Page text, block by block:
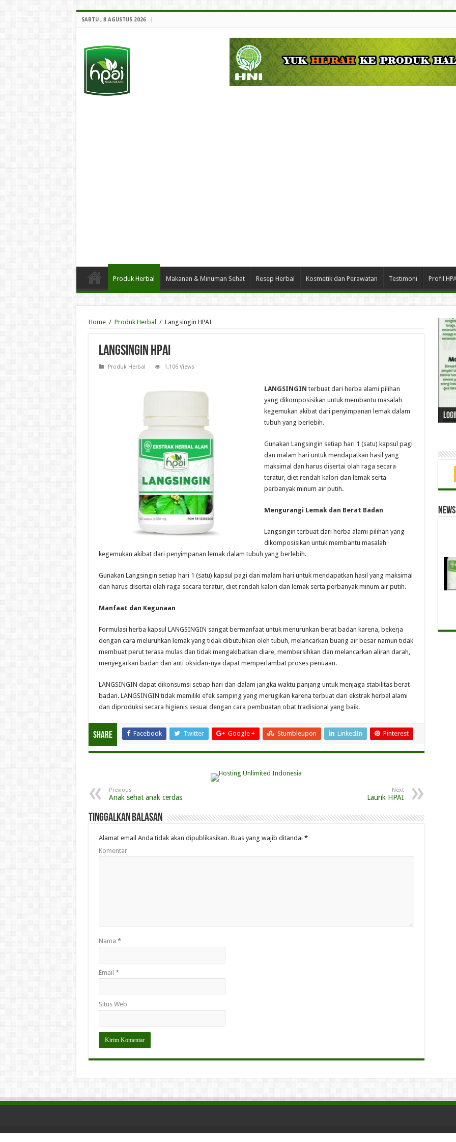
SABTU , 8 AGUSTUS 2026
Produk Herbal Makanan & Minuman Sehat Resep Herbal Kosmetik dan Perawatan Testimoni Profil
Home / Produk Herbal / Langsingin HPAI
Langsingin HPAI
Produk Herbal 1,106 Views
LANGSINGIN terbuat dari herba alami pilihan
yang dikomposisikan untuk membantu masalah
kegemukan akibat dari penyimpanan lemak dalam
tubuh yang berlebih.
Gunakan Langsingin setiap hari 1 (satu) kapsul pagi
dan malam hari untuk mendapatkan hasil yang
maksimal dan harus disertai olah raga secara
teratur, diet rendah kalori dan lemak serta
perbanyak minum air putih.
Mengurangi Lemak dan Berat Badan
Langsingin terbuat dari herba alami pilihan yang
dikomposisikan untuk membantu masalah
kegemukan akibat dari penyimpanan lemak dalam tubuh yang berlebih.
Gunakan Langsingin setiap hari 1 (satu) kapsul pagi dan malam hari untuk mendapatkan hasil yang maksimal
dan harus disertai olah raga secara teratur, diet rendah kalori dan lemak serta perbanyak minum air putih.
Manfaat dan Kegunaan
Formulasi herba kapsul LANGSINGIN sangat bermanfaat untuk menurunkan berat badan karena, bekerja
dengan cara meluruhkan lemak yang tidak dibutuhkan oleh tubuh, melancarkan buang air besar namun tidak
membuat perut terasa mulas dan tidak mengakibatkan diare, membersihkan dan melancarkan aliran darah,
menyegarkan badan dan anti oksidan-nya dapat memperlambat proses penuaan.
LANGSINGIN dapat dikonsumsi setiap hari dan dalam jangka waktu panjang untuk menjaga stabilitas berat
badan. LANGSINGIN tidak memiliki efek samping yang merugikan karena terbuat dari ekstrak herbal alami
dan diproduksi secara higienis sesuai dengan cara pembuatan obat tradisional yang baik.
Share Facebook Twitter Google + Stumbleupon LinkedIn Pinterest
Previous
Anak sehat anak cerdas
Next
Laurik HPAI
Tinggalkan Balasan
Alamat email Anda tidak akan dipublikasikan.Ruas yang wajib ditandai *
Komentar
Nama *
Email *
Situs Web
“”
”